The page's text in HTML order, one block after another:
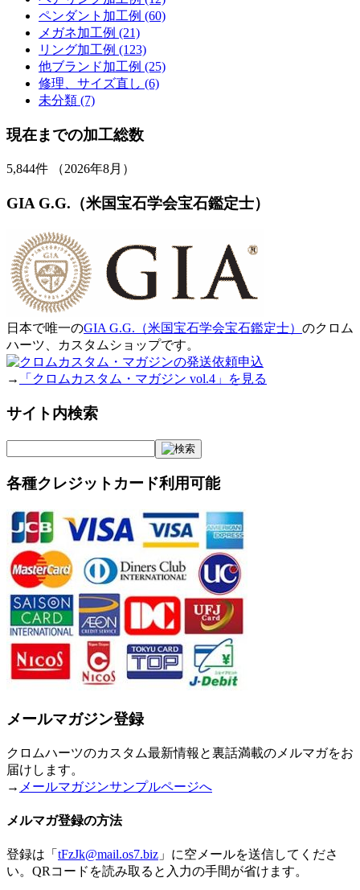
ペンダント加工例 (60)
メガネ加工例 (21)
リング加工例 (123)
他ブランド加工例 (25)
修理、サイズ直し (6)
未分類 (7)
現在までの加工総数
5,844件 （2026年8月）
GIA G.G.（米国宝石学会宝石鑑定士）
日本で唯一のGIA G.G.（米国宝石学会宝石鑑定士） のクロム
ハーツ、カスタムショップです。
→ 「クロムカスタム・マガジン vol.4」を見る
サイト内検索
各種クレジットカード利用可能
メールマガジン登録
クロムハーツのカスタム最新情報と裏話満載のメルマガをお
届けします。
→ メールマガジンサンプルページへ
メルマガ登録の方法
登録は「 tFzJk@mail.os7.biz 」に空メールを送信してくださ
い。QRコードを読み取ると入力の手間が省けます。